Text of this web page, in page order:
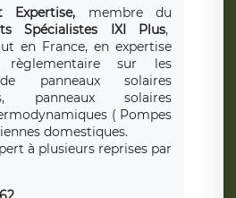
Expertise, membre du
Spécialistes IXI Plus,
en France, en expertise
sur les
panneaux solaires
panneaux solaires
( Pompes
domestiques.
à plusieurs reprises par